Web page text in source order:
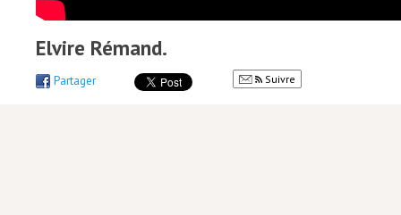
Elvire Rémand.
Partager Suivre